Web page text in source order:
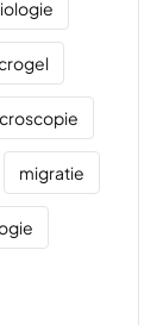
migratie